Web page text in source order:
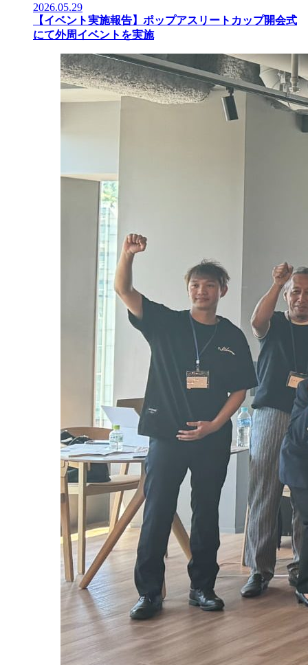
2026.05.29
【イベント実施報告】ポップアスリートカップ開会式
にて外周イベントを実施